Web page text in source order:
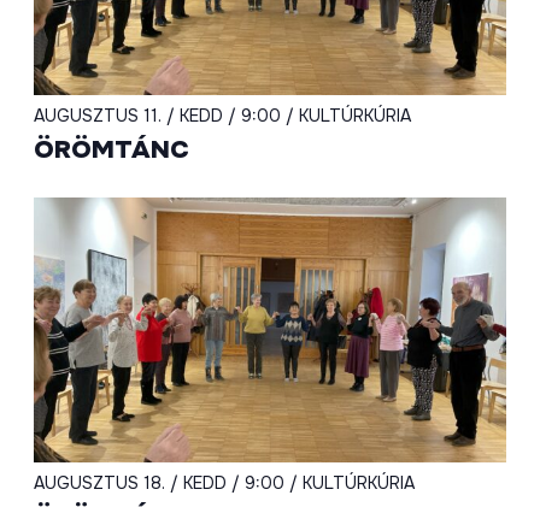
AUGUSZTUS 11. / KEDD / 9:00 / KULTÚRKÚRIA
ÖRÖMTÁNC
AUGUSZTUS 18. / KEDD / 9:00 / KULTÚRKÚRIA